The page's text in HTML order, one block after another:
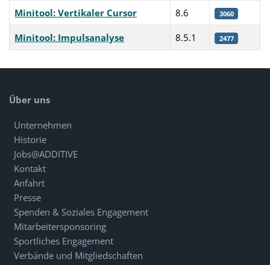
Minitool: Vertikaler Cursor 8.6 3060
Minitool: Impulsanalyse 8.5.1 2477
Über uns
Unternehmen
Historie
Jobs@ADDITIVE
Kontakt
Anfahrt
Presse
Spenden & Soziales Engagement
Mitarbeitersponsoring
Sportliches Engagement
Verbände und Mitgliedschaften